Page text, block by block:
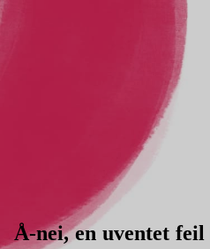
Å-nei, en uventet